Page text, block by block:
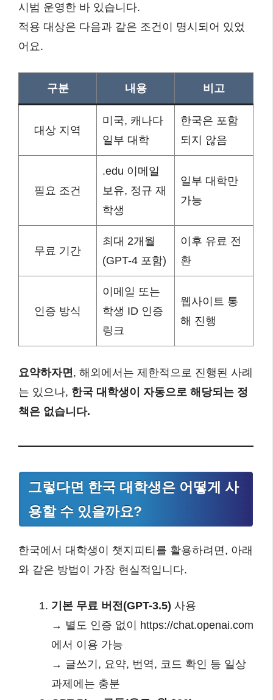
시범 운영한 바 있습니다.
적용 대상은 다음과 같은 조건이 명시되어 있었
어요.
구분 내용 비고
대상 지역
미국, 캐나다
일부 대학
한국은 포함
되지 않음
필요 조건
.edu 이메일
보유, 정규 재
학생
일부 대학만
가능
무료 기간
최대 2개월
(GPT-4 포함)
이후 유료 전
환
인증 방식
이메일 또는
학생 ID 인증
링크
웹사이트 통
해 진행
요약하자면 , 해외에서는 제한적으로 진행된 사례
는 있으나, 한국 대학생이 자동으로 해당되는 정
책은 없습니다.
그렇다면 한국 대학생은 어떻게 사
용할 수 있을까요?
한국에서 대학생이 챗지피티를 활용하려면, 아래
와 같은 방법이 가장 현실적입니다.
기본 무료 버전(GPT-3.5) 사용
→ 별도 인증 없이 https://chat.openai.com
에서 이용 가능
→ 글쓰기, 요약, 번역, 코드 확인 등 일상
과제에는 충분